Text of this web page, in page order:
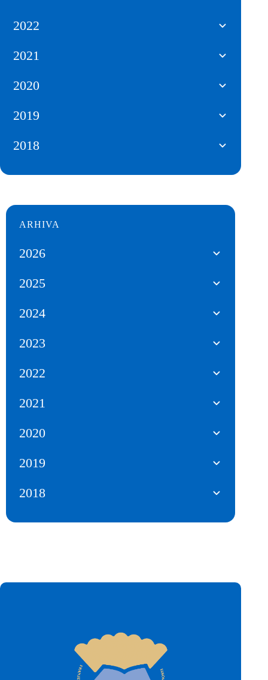
2022
2021
2020
2019
2018
ARHIVA
2026
2025
2024
2023
2022
2021
2020
2019
2018